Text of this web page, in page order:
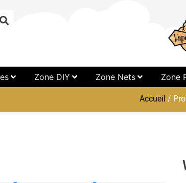
Zone DIY Zone Nets Zone
Accueil /